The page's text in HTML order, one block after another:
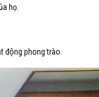
họ.
động phong trào.